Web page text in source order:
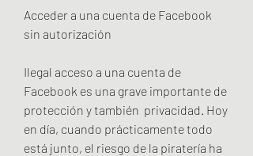
Acceder a una cuenta de Facebook
sin autorización
Ilegal acceso a una cuenta de
Facebook es una grave importante de
protección y también  privacidad. Hoy
en día, cuando prácticamente todo
está junto, el riesgo de la piratería ha